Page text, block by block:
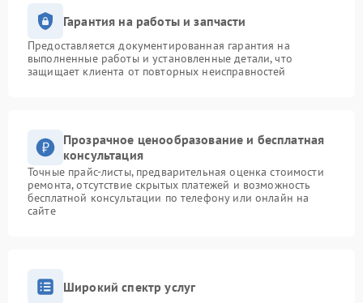
Гарантия на работы и запчасти
Предоставляется документированная гарантия на
выполненные работы и установленные детали, что
защищает клиента от повторных неисправностей
Прозрачное ценообразование и бесплатная
консультация
Точные прайс-листы, предварительная оценка стоимости
ремонта, отсутствие скрытых платежей и возможность
бесплатной консультации по телефону или онлайн на
сайте
Широкий спектр услуг